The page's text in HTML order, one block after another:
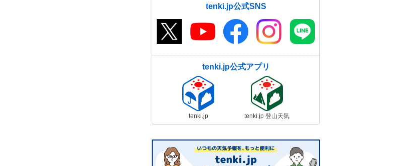
tenki.jp公式SNS
tenki.jp公式アプリ
tenki.jp tenki.jp 登山天気